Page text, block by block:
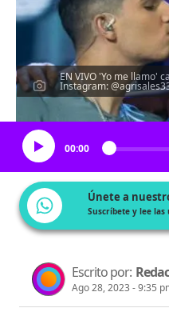
EN VIVO 'Yo me llamo'
Instagram:
00:00
Únete a
Suscríbete y lee
Escrito por:
Ago 28, 2023 - 9:35